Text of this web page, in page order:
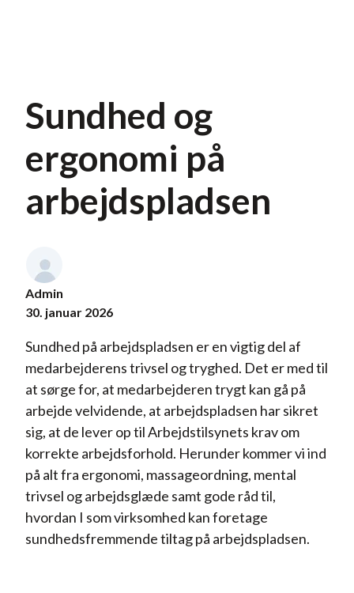
Sundhed og
ergonomi på
arbejdspladsen
Admin
30. januar 2026
Sundhed på arbejdspladsen er en vigtig del af
medarbejderens trivsel og tryghed. Det er med til
at sørge for, at medarbejderen trygt kan gå på
arbejde velvidende, at arbejdspladsen har sikret
sig, at de lever op til Arbejdstilsynets krav om
korrekte arbejdsforhold. Herunder kommer vi ind
på alt fra ergonomi, massageordning, mental
trivsel og arbejdsglæde samt gode råd til,
hvordan I som virksomhed kan foretage
sundhedsfremmende tiltag på arbejdspladsen.